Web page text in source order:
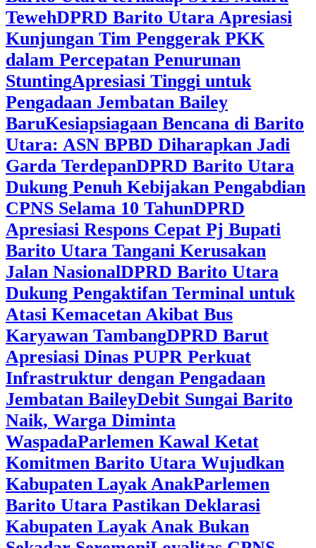
TewehDPRD Barito Utara Apresiasi
Kunjungan Tim Penggerak PKK
dalam Percepatan Penurunan
StuntingApresiasi Tinggi untuk
Pengadaan Jembatan Bailey
BaruKesiapsiagaan Bencana di Barito
Utara: ASN BPBD Diharapkan Jadi
Garda TerdepanDPRD Barito Utara
Dukung Penuh Kebijakan Pengabdian
CPNS Selama 10 TahunDPRD
Apresiasi Respons Cepat Pj Bupati
Barito Utara Tangani Kerusakan
Jalan NasionalDPRD Barito Utara
Dukung Pengaktifan Terminal untuk
Atasi Kemacetan Akibat Bus
Karyawan TambangDPRD Barut
Apresiasi Dinas PUPR Perkuat
Infrastruktur dengan Pengadaan
Jembatan BaileyDebit Sungai Barito
Naik, Warga Diminta
WaspadaParlemen Kawal Ketat
Komitmen Barito Utara Wujudkan
Kabupaten Layak AnakParlemen
Barito Utara Pastikan Deklarasi
Kabupaten Layak Anak Bukan